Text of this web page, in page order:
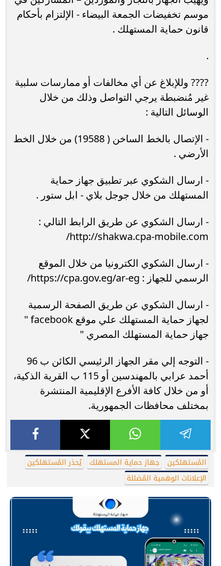
موسم تخفيضات الجمعة البيضاء - الإلتزام بأحكام
قانون حماية المستهلك .
.
???? وللإبلاغ عن أي مخالفات أو ممارسات سلبية
غير مُنضبطة يرجي التواصل وذلك من خلال
الوسائل التالية :
- الإتصال بالخط الساخن ( 19588) من خلال الخط
الأرضي .
- ارسال الشكوي عبر تطبيق جهاز حماية
المستهلك من خلال جوجل بلاي - ابل ستور .
- ارسال الشكوي عن طريق الرابط التالي :
http://shakwa.cpa-mobile.com/
- ارسال الشكوي الكترونيا من خلال الموقع
الرسمي للجهاز : https://cpa.gov.eg/ar-eg/
- ارسال الشكوي عن طريق الصفحة الرسمية
لجهاز حماية المستهلك علي موقع facebook "
جهاز حماية المستهلك المصري "
- التوجه إلي مقر الجهاز الرئيسي الكائن ب 96
أحمد عرابي بالمهندسين أو 115 ب القرية الذكية،
أو من خلال كافة الأفرع الإقليمية المنتشرة
بمختلف محافظات الجمهورية.
المُستهلكين جهاز حماية المستهلك
يُحذر المُستهلكين
الإعلانات الوهمية المُضللة